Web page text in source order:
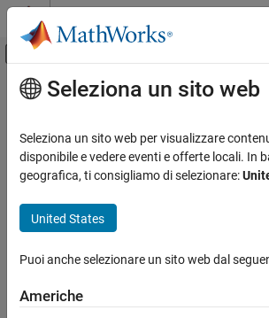
Vai al contenuto
Attiva/disattiva menu di
Pagina iniziale della documentazione
Contenuto principale
Seleziona un sito web
Seleziona un sito web per visualizzare
disponibile e vedere eventi e offerte locali. In
geografica, ti consigliamo di selezionare:
United States
Puoi anche selezionare un sito web dal
Americhe